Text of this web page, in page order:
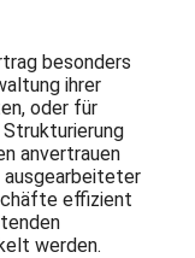
besonders
ihrer
oder für
Strukturierung
anvertrauen
ausgearbeiteter
effizient
werden.